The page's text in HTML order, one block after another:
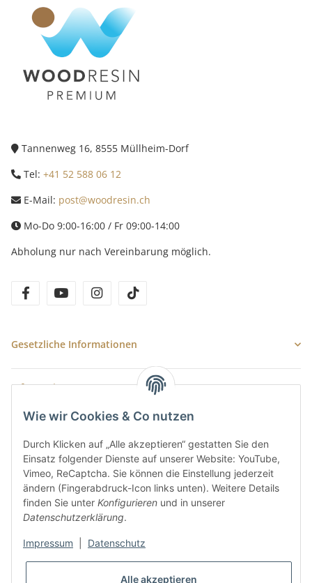
Wie wir Cookies & Co nutzen
Durch Klicken auf „Alle akzeptieren“ gestatten Sie den
Einsatz folgender Dienste auf unserer Website: YouTube,
Vimeo, ReCaptcha. Sie können die Einstellung jederzeit
ändern (Fingerabdruck-Icon links unten). Weitere Details
finden Sie unter Konfigurieren und in unserer
Datenschutzerklärung.
Impressum Datenschutz
Alle akzeptieren
Tannenweg 16, 8555 Müllheim-Dorf
Tel: +41 52 588 06 12
E-Mail: post@woodresin.ch
Mo-Do 9:00-16:00 / Fr 09:00-14:00
Abholung nur nach Vereinbarung möglich.
facebookyoutube instagram
Gesetzliche Informationen
Informationen
E-Mail-Adresse
Bitte senden Sie mir entsprechend IhrerDatenschutzerklärungregelmäßig
und jederzeit widerruflich Informationen zu Ihrem Produktsortiment per E-